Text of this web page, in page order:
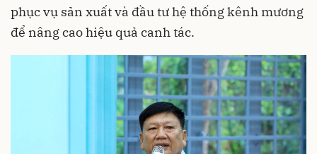
phục vụ sản xuất và đầu tư hệ thống kênh mương
để nâng cao hiệu quả canh tác.